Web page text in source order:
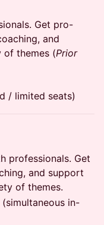
Get pro-
and
of themes (Prior
/ limited seats)
professionals. Get
and support
of themes.
in-